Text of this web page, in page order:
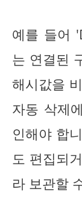
예를 들어
는 연결된
해시값을
자동 삭제
인해야 합
도 편집되
라 보관할